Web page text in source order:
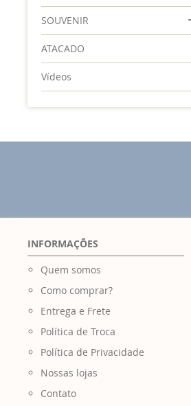
SOUVENIR
ATACADO
Vídeos
INFORMAÇÕES
Quem somos
Como comprar?
Entrega e Frete
Política de Troca
Política de Privacidade
Nossas lojas
Contato